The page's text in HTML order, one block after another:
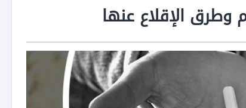
وطرق الإقلاع عنها